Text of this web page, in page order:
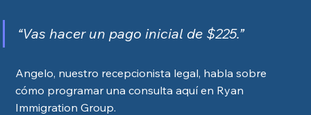
“Vas hacer un pago inicial de $225.”
Angelo, nuestro recepcionista legal, habla sobre
cómo programar una consulta aquí en Ryan
Immigration Group.